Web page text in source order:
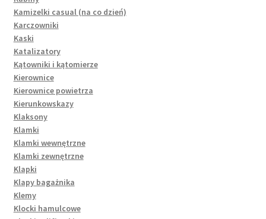
Kamizelki casual (na co dzień)
Karczowniki
Kaski
Katalizatory
Kątowniki i kątomierze
Kierownice
Kierownice powietrza
Kierunkowskazy
Klaksony
Klamki
Klamki wewnętrzne
Klamki zewnętrzne
Klapki
Klapy bagażnika
Klemy
Klocki hamulcowe